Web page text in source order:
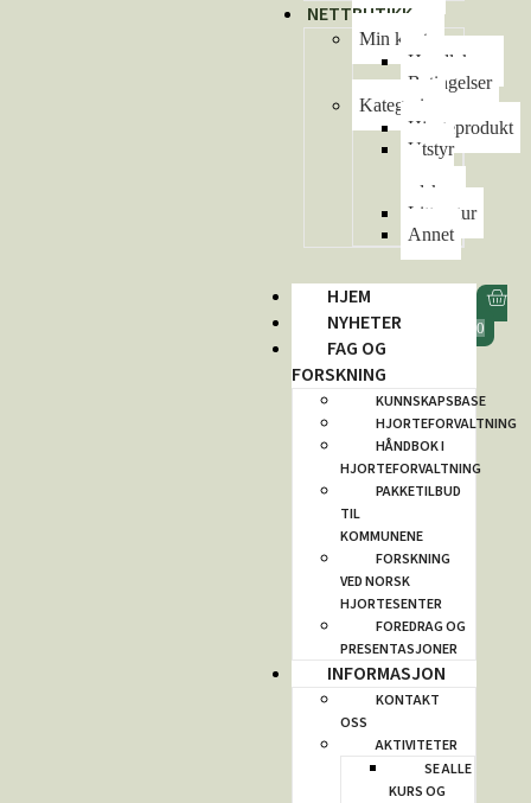
NETTBUTIKK
Min konto
Handlekurv
Betingelser
Kategorier
Hjorteprodukt
Utstyr
redskap
Litteratur
Annet
HJEM
NYHETER
FAG OG
FORSKNING
KUNNSKAPSBASE
HJORTEFORVALTNING
HÅNDBOK I
HJORTEFORVALTNING
PAKKETILBUD
TIL
KOMMUNENE
FORSKNING
VED NORSK
HJORTESENTER
FOREDRAG OG
PRESENTASJONER
INFORMASJON
KONTAKT
OSS
AKTIVITETER
SE ALLE
KURS OG
0